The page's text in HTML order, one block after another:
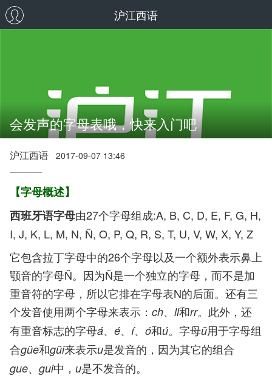
沪江西语
会发声的字母表哦，快来入门吧
沪江西语 2017-09-07 13:46
【字母概述】
西班牙语字母由27个字母组成:A, B, C, D, E, F, G, H,
I, J, K, L, M, N, Ñ, O, P, Q, R, S, T, U, V, W, X, Y, Z
它包含拉丁字母中的26个字母以及一个额外表示鼻上
颚音的字母Ñ。因为Ñ是一个独立的字母，而不是加
重音符的字母，所以它排在字母表N的后面。还有三
个发音使用两个字母来表示： ch、 ll和rr。此外，还
有重音标志的字母á、 é、 í、 ó和ú。字母ü用于字母组
合güe和güi来表示u是发音的，因为其它的组合
gue、 gui中， u是不发音的。